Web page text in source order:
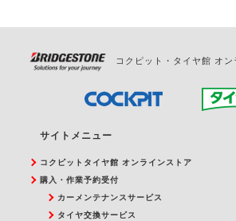
コクピット・タイヤ館 オン
サイトメニュー
コクピットタイヤ館 オンラインストア
購入・作業予約受付
カーメンテナンスサービス
タイヤ交換サービス